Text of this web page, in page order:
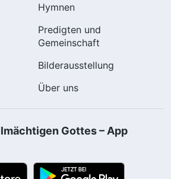
Hymnen
Predigten und
Gemeinschaft
Bilderausstellung
Über uns
Gottes – App